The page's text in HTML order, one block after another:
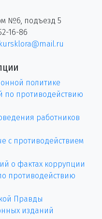
№6, подъезд 5
16-86
политике
по противодействию
работников
с противодействием
о фактах коррупции
противодействию
Правды
изданий